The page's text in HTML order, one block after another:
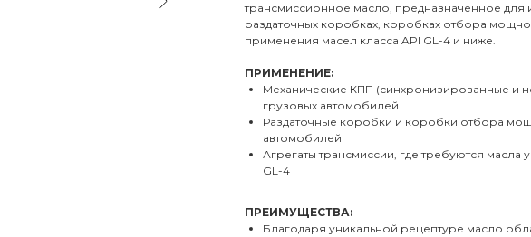
трансмиссионное масло, предназначенное для
раздаточных коробках, коробках отбора
применения масел класса API GL-4 и ниже.
ПРИМЕНЕНИЕ:
Механические КПП (синхронизированные и
грузовых автомобилей
Раздаточные коробки и коробки отбора
автомобилей
Агрегаты трансмиссии, где требуются масла
GL-4
ПРЕИМУЩЕСТВА:
Благодаря уникальной рецептуре масло